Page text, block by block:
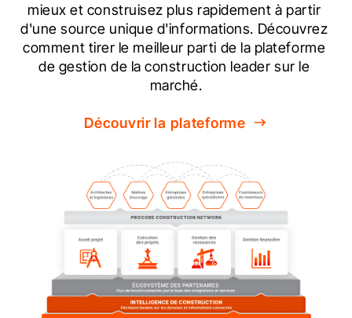
mieux et construisez plus rapidement à partir
d'une source unique d'informations. Découvrez
comment tirer le meilleur parti de la plateforme
de gestion de la construction leader sur le
marché.
Découvrir la plateforme